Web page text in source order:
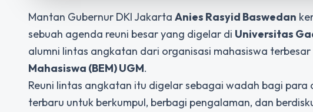
Mantan Gubernur DKI Jakarta Anies Rasyid Baswedan
sebuah agenda reuni besar yang digelar di Universitas
alumni lintas angkatan dari organisasi mahasiswa
Mahasiswa (BEM) UGM.
Reuni lintas angkatan itu digelar sebagai wadah bagi
terbaru untuk berkumpul, berbagi pengalaman, dan